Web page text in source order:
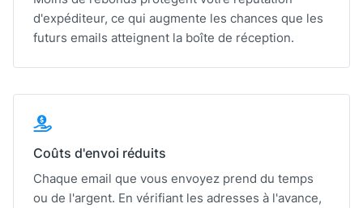
d'expéditeur, ce qui augmente les chances que les
futurs emails atteignent la boîte de réception.
Coûts d'envoi réduits
Chaque email que vous envoyez prend du temps
ou de l'argent. En vérifiant les adresses à l'avance,